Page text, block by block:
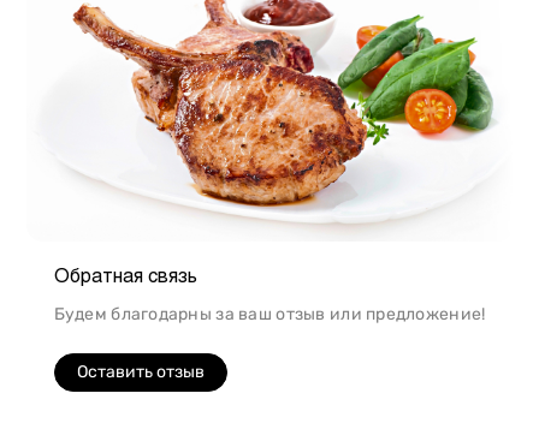
Обратная связь
Будем благодарны за ваш отзыв или предложение!
Оставить отзыв